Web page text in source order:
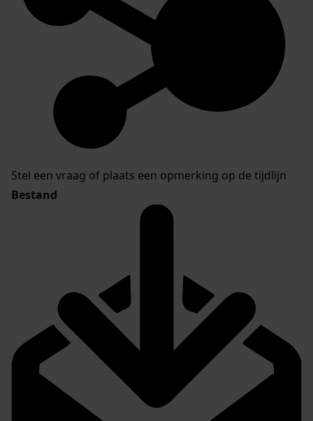
Stel een vraag of plaats een opmerking op de tijdlijn
Bestand